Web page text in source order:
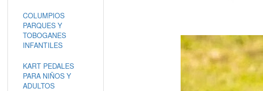
COLUMPIOS
PARQUES Y
TOBOGANES
INFANTILES
KART PEDALES
PARA NIÑOS Y
ADULTOS